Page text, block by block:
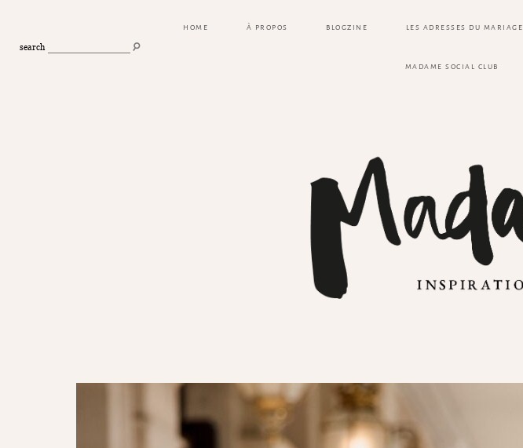
search
HOME À PROPOS BLOGZINE LES ADRESSES DU MARIAGE
MADAME SOCIAL CLUB